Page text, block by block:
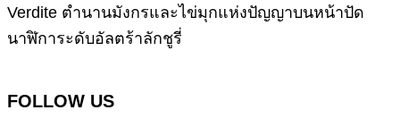
Verdite ตำนานมังกรและไข่มุกแห่งปัญญาบนหน้าปัด
นาฬิการะดับอัลตร้าลักชูรี่
FOLLOW US